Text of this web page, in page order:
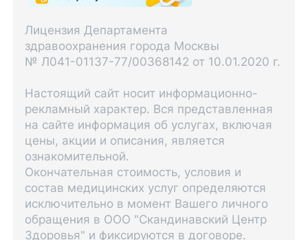
Лицензия Департамента
здравоохранения города Москвы
№ Л041-01137-77/00368142 от 10.01.2020 г.
Настоящий сайт носит информационно-
рекламный характер. Вся представленная
на сайте информация об услугах, включая
цены, акции и описания, является
ознакомительной.
Окончательная стоимость, условия и
состав медицинских услуг определяются
исключительно в момент Вашего личного
обращения в ООО "Скандинавский Центр
Здоровья" и фиксируются в договоре.